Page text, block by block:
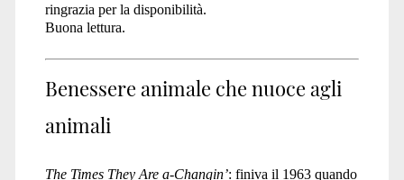
ringrazia per la disponibilità.
Buona lettura.
Benessere animale che nuoce agli
animali
The Times They Are a-Changin’: finiva il 1963 quando